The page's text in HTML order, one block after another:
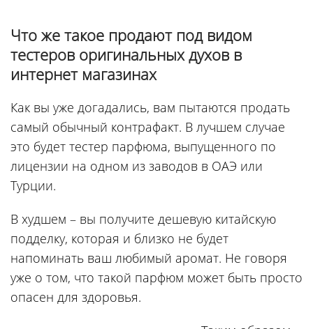
Что же такое продают под видом
тестеров оригинальных духов в
интернет магазинах
Как вы уже догадались, вам пытаются продать
самый обычный контрафакт. В лучшем случае
это будет тестер парфюма, выпущенного по
лицензии на одном из заводов в ОАЭ или
Турции.
В худшем – вы получите дешевую китайскую
подделку, которая и близко не будет
напоминать ваш любимый аромат. Не говоря
уже о том, что такой парфюм может быть просто
опасен для здоровья.